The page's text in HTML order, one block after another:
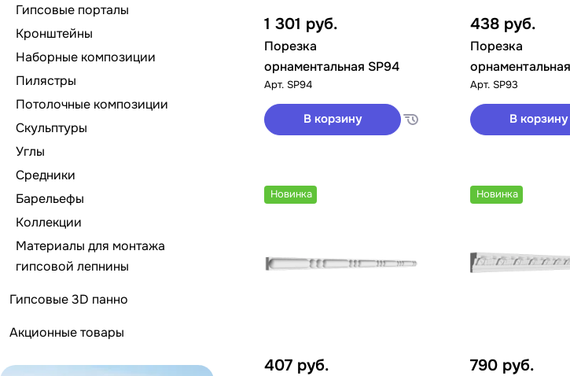
1 301 руб.
Порезка
орнаментальная SP94
Арт. SP94
В корзину
438 руб.
Порезка
Арт. SP93
В корзину
Новинка
407 руб.
Новинка
790 руб.
Гипсовые порталы
Кронштейны
Наборные композиции
Пилястры
Потолочные композиции
Скульптуры
Углы
Средники
Барельефы
Коллекции
Материалы для монтажа
гипсовой лепнины
Гипсовые 3D панно
Акционные товары